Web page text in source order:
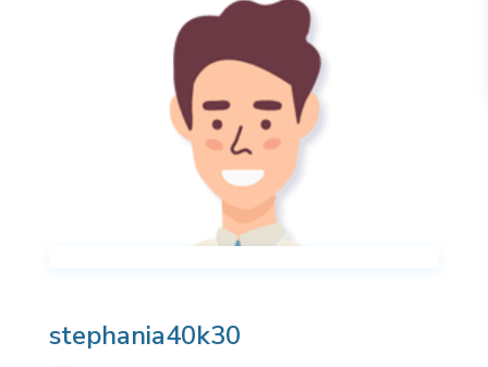
stephania40k30